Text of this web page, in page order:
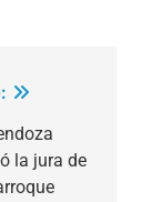
la jura de